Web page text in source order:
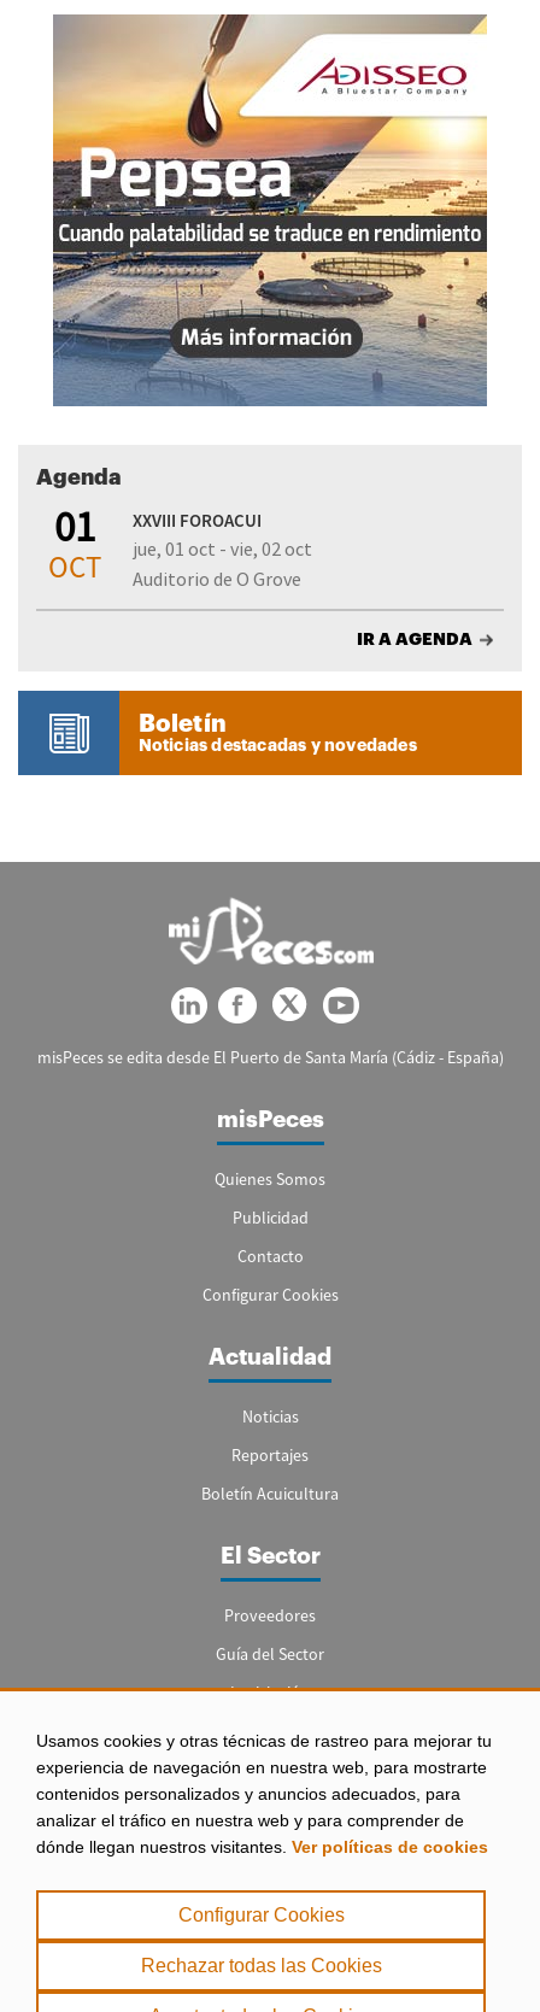
Usamos cookies y otras técnicas de rastreo para mejorar tu
experiencia de navegación en nuestra web, para mostrarte
contenidos personalizados y anuncios adecuados, para
analizar el tráfico en nuestra web y para comprender de
dónde llegan nuestros visitantes. Ver políticas de cookies
Configurar Cookies
Rechazar todas las Cookies
Agenda
01
OCT
XXVIII FOROACUI
jue, 01 oct - vie, 02 oct
Auditorio de O Grove
IR A AGENDA
Boletín
Noticias destacadas y novedades
misPeces se edita desde El Puerto de Santa María (Cádiz - España)
misPeces
Quienes Somos
Publicidad
Contacto
Configurar Cookies
Actualidad
Noticias
Reportajes
Boletín Acuicultura
El Sector
Proveedores
Guía del Sector
Legislación
Empleo
Aviso legal
|
Política de Privacidad
|